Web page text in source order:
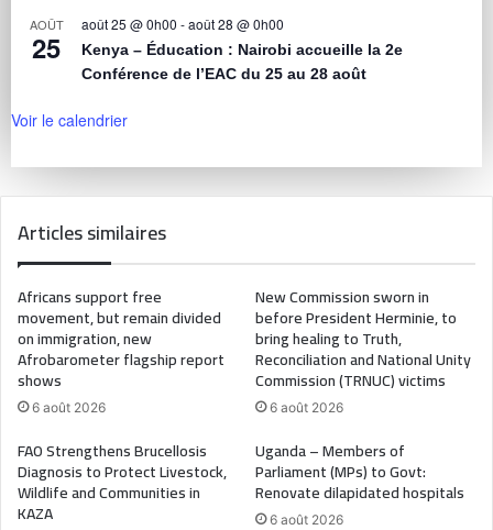
AOÛT
25
août 25 @ 0h00 -août 28 @ 0h00
Kenya – Éducation : Nairobi accueille la 2e
Conférence de l’EAC du 25 au 28 août
Voir le calendrier
Articles similaires
Africans support free
movement, but remain divided
on immigration, new
Afrobarometer flagship report
shows
6 août 2026
New Commission sworn in
before President Herminie, to
bring healing to Truth,
Reconciliation and National Unity
Commission (TRNUC) victims
6 août 2026
FAO Strengthens Brucellosis
Diagnosis to Protect Livestock,
Wildlife and Communities in
KAZA
Uganda – Members of
Parliament (MPs) to Govt:
Renovate dilapidated hospitals
6 août 2026